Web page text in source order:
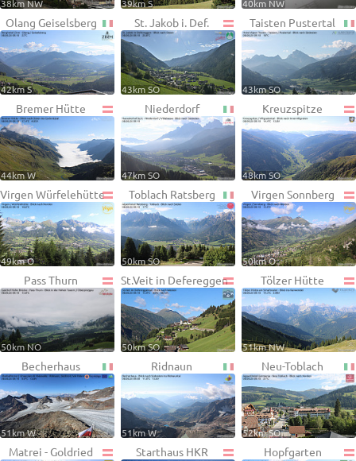
38km NW 39km S 40km NW
Olang Geiselsberg
42km S
St. Jakob i. Def.
43km SO
Taisten Pustertal
43km SO
Bremer Hütte
44km W
Niederdorf
47km SO
Kreuzspitze
48km SO
Virgen Würfelehütte
49km O
Toblach Ratsberg
50km SO
Virgen Sonnberg
50km O
Pass Thurn
50km NO
St.Veit in Defereggen
50km SO
Tölzer Hütte
51km NW
Becherhaus
51km W
Ridnaun
51km W
Neu-Toblach
52km SO
Matrei - Goldried Starthaus HKR Hopfgarten